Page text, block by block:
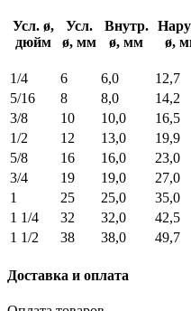
Усл. ø,
дюйм
Усл.
ø, мм
Внутр.
ø, мм
ø,
1/4
6 6,0 12,7
5/16
8 8,0 14,2
3/8
10 10,0 16,5
1/2
12 13,0 19,9
5/8
16 16,0 23,0
3/4
19 19,0 27,0
1
25 25,0 35,0
1 1/4
32 32,0 42,5
1 1/2
38 38,0 49,7
Доставка и оплата